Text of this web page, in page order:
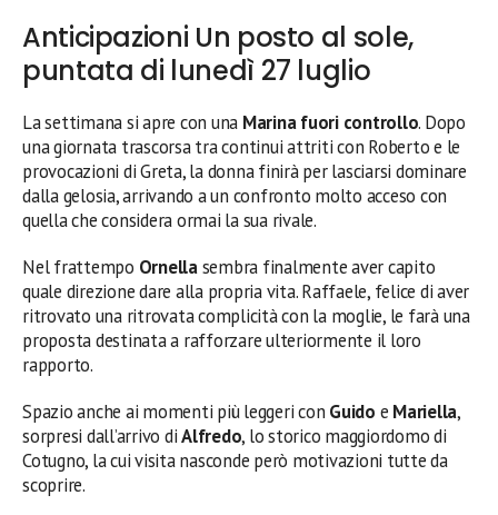
Anticipazioni Un posto al sole,
puntata di lunedì 27 luglio
La settimana si apre con una Marina fuori controllo. Dopo
una giornata trascorsa tra continui attriti con Roberto e le
provocazioni di Greta, la donna finirà per lasciarsi dominare
dalla gelosia, arrivando a un confronto molto acceso con
quella che considera ormai la sua rivale.
Nel frattempo Ornellasembra finalmente aver capito
quale direzione dare alla propria vita. Raffaele, felice di aver
ritrovato una ritrovata complicità con la moglie, le farà una
proposta destinata a rafforzare ulteriormente il loro
rapporto.
Spazio anche ai momenti più leggeri con Guido e Mariella,
sorpresi dall’arrivo diAlfredo, lo storico maggiordomo di
Cotugno, la cui visita nasconde però motivazioni tutte da
scoprire.